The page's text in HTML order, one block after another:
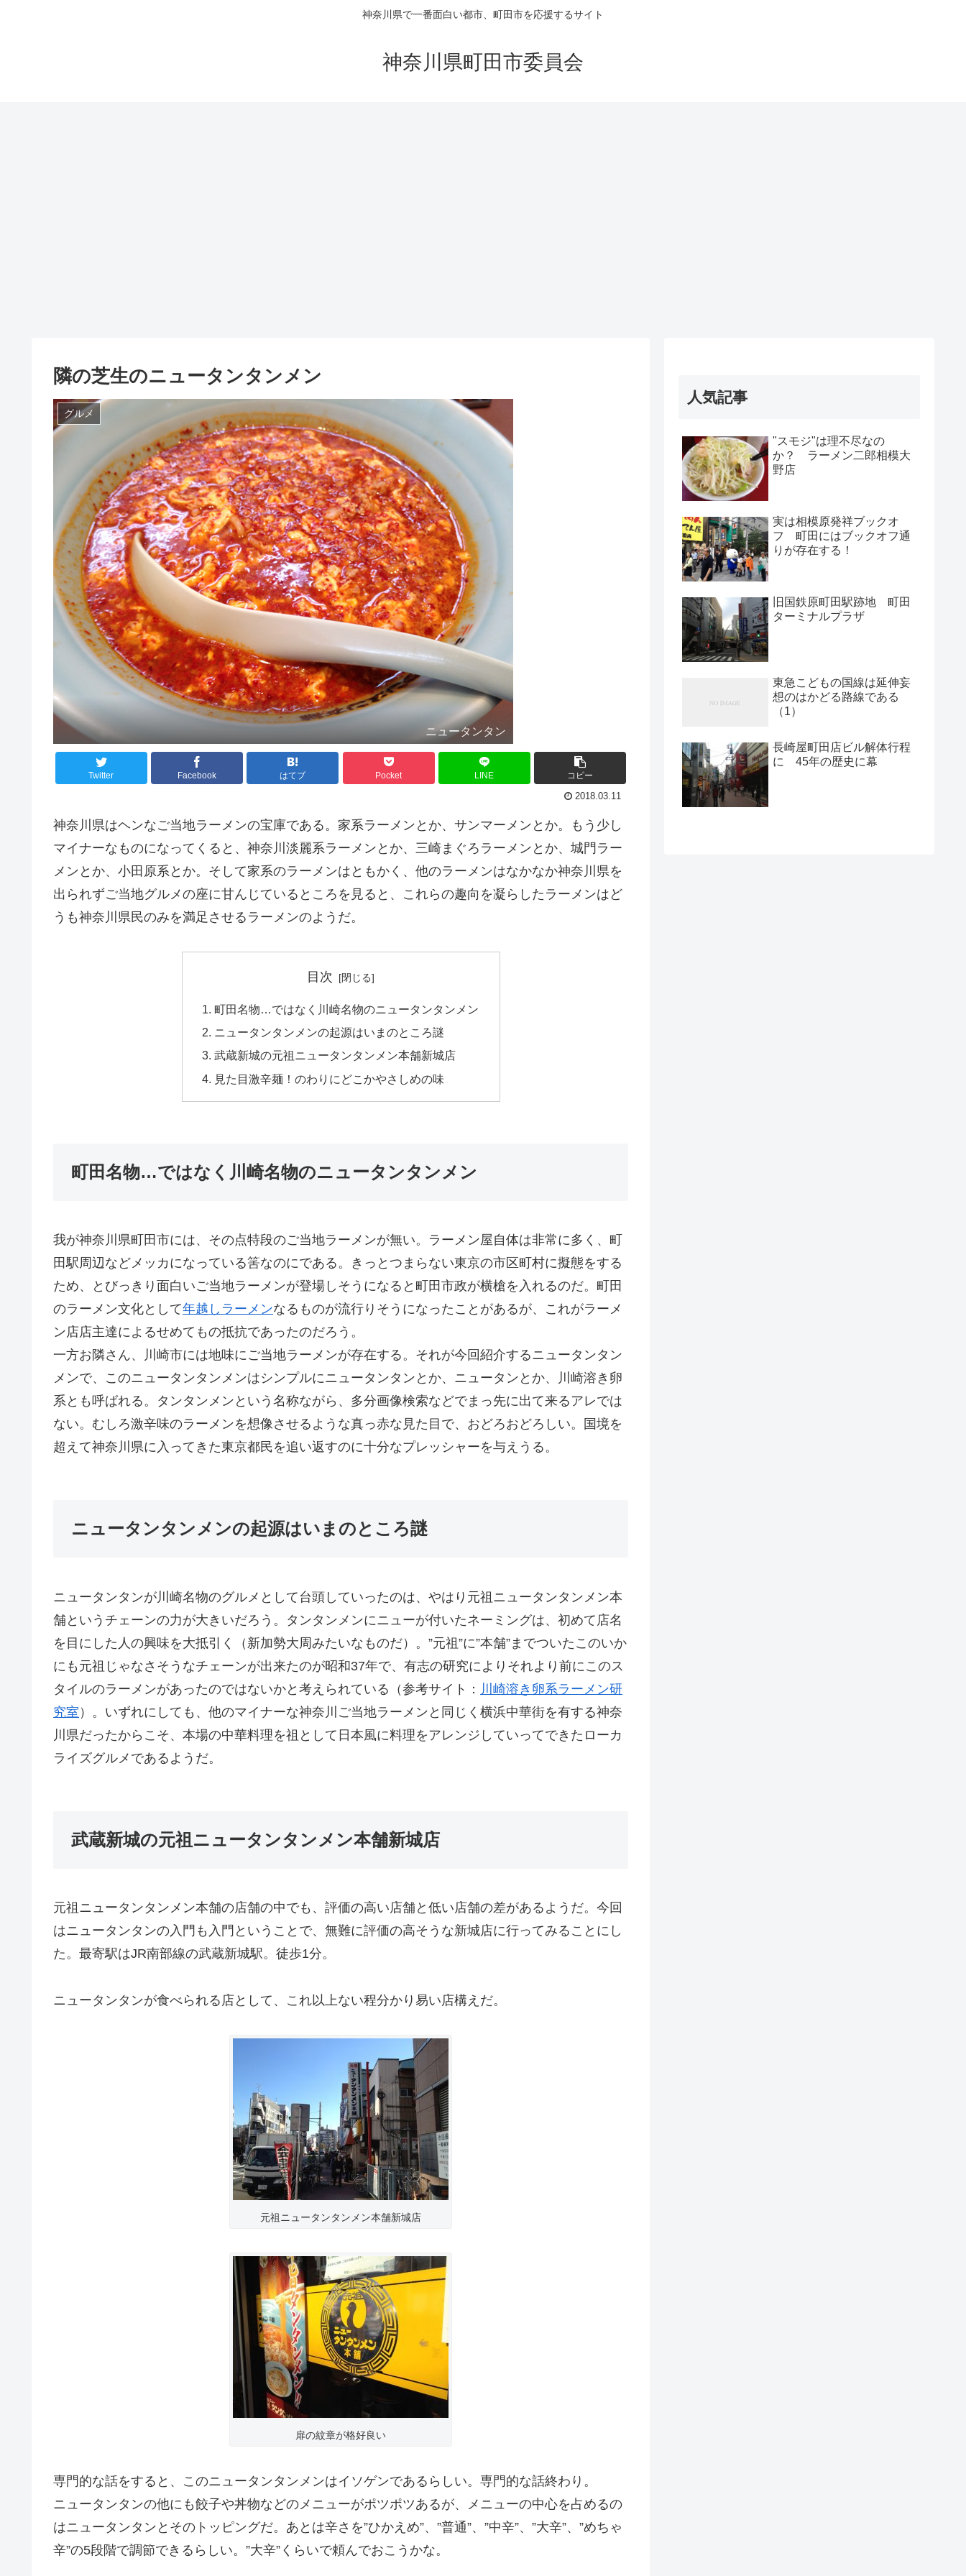
神奈川県で一番面白い都市、町田市を応援するサイト
神奈川県町田市委員会
隣の芝生のニュータンタンメン
グルメ
ニュータンタン
Twitter Facebook はてブ Pocket LINE コピー
2018.03.11
神奈川県はヘンなご当地ラーメンの宝庫である。家系ラーメンとか、サンマーメンとか。もう少し
マイナーなものになってくると、神奈川淡麗系ラーメンとか、三崎まぐろラーメンとか、城門ラー
メンとか、小田原系とか。そして家系のラーメンはともかく、他のラーメンはなかなか神奈川県を
出られずご当地グルメの座に甘んじているところを見ると、これらの趣向を凝らしたラーメンはど
うも神奈川県民のみを満足させるラーメンのようだ。
目次
町田名物…ではなく川崎名物のニュータンタンメン
ニュータンタンメンの起源はいまのところ謎
武蔵新城の元祖ニュータンタンメン本舗新城店
見た目激辛麺！のわりにどこかやさしめの味
町田名物…ではなく川崎名物のニュータンタンメン
我が神奈川県町田市には、その点特段のご当地ラーメンが無い。ラーメン屋自体は非常に多く、町
田駅周辺などメッカになっている筈なのにである。きっとつまらない東京の市区町村に擬態をする
ため、とびっきり面白いご当地ラーメンが登場しそうになると町田市政が横槍を入れるのだ。町田
のラーメン文化として年越しラーメンなるものが流行りそうになったことがあるが、これがラーメ
ン店店主達によるせめてもの抵抗であったのだろう。
一方お隣さん、川崎市には地味にご当地ラーメンが存在する。それが今回紹介するニュータンタン
メンで、このニュータンタンメンはシンプルにニュータンタンとか、ニュータンとか、川崎溶き卵
系とも呼ばれる。タンタンメンという名称ながら、多分画像検索などでまっ先に出て来るアレでは
ない。むしろ激辛味のラーメンを想像させるような真っ赤な見た目で、おどろおどろしい。国境を
超えて神奈川県に入ってきた東京都民を追い返すのに十分なプレッシャーを与えうる。
ニュータンタンメンの起源はいまのところ謎
ニュータンタンが川崎名物のグルメとして台頭していったのは、やはり元祖ニュータンタンメン本
舗というチェーンの力が大きいだろう。タンタンメンにニューが付いたネーミングは、初めて店名
を目にした人の興味を大抵引く（新加勢大周みたいなものだ）。”元祖”に”本舗”までついたこのいか
にも元祖じゃなさそうなチェーンが出来たのが昭和37年で、有志の研究によりそれより前にこのス
タイルのラーメンがあったのではないかと考えられている（参考サイト： 川崎溶き卵系ラーメン研
究室 ）。いずれにしても、他のマイナーな神奈川ご当地ラーメンと同じく横浜中華街を有する神奈
川県だったからこそ、本場の中華料理を祖として日本風に料理をアレンジしていってできたローカ
ライズグルメであるようだ。
武蔵新城の元祖ニュータンタンメン本舗新城店
元祖ニュータンタンメン本舗の店舗の中でも、評価の高い店舗と低い店舗の差があるようだ。今回
はニュータンタンの入門も入門ということで、無難に評価の高そうな新城店に行ってみることにし
た。最寄駅はJR南部線の武蔵新城駅。徒歩1分。
ニュータンタンが食べられる店として、これ以上ない程分かり易い店構えだ。
元祖ニュータンタンメン本舗新城店
扉の紋章が格好良い
専門的な話をすると、このニュータンタンメンはイソゲンであるらしい。専門的な話終わり。
ニュータンタンの他にも餃子や丼物などのメニューがポツポツあるが、メニューの中心を占めるの
はニュータンタンとそのトッピングだ。あとは辛さを”ひかえめ”、”普通”、”中辛”、”大辛”、”めちゃ
辛”の5段階で調節できるらしい。”大辛”くらいで頼んでおこうかな。
人気記事
"スモジ"は理不尽なの
か？ ラーメン二郎相模大
野店
実は相模原発祥ブックオ
フ 町田にはブックオフ通
りが存在する！
旧国鉄原町田駅跡地 町田
ターミナルプラザ
東急こどもの国線は延伸妄
想のはかどる路線である
（1）
長崎屋町田店ビル解体行程
に 45年の歴史に幕